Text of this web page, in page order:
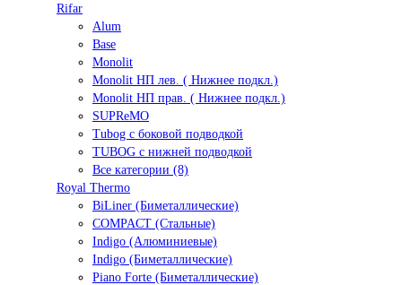
Rifar
Alum
Base
Monolit
Monolit НП лев. ( Нижнее подкл.)
Monolit НП прав. ( Нижнее подкл.)
SUPReMO
Tubog с боковой подводкой
TUBOG с нижней подводкой
Все категории (8)
Royal Thermo
BiLiner (Биметаллические)
COMPACT (Стальные)
Indigo (Алюминиевые)
Indigo (Биметаллические)
Piano Forte (Биметаллические)